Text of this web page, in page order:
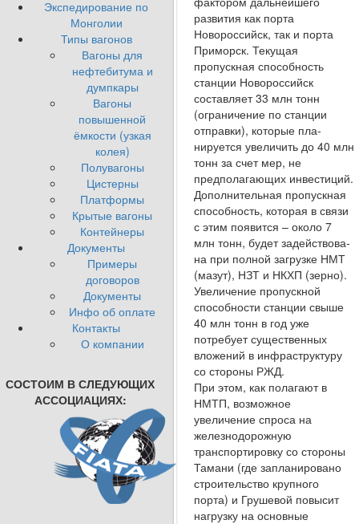
Экспедирование по
Монголии
Типы вагонов
Вагоны для
нефтебитума и
думпкары
Вагоны
повышенной
ёмкости (узкая
колея)
Полувагоны
Цистерны
Платформы
Крытые вагоны
Контейнеры
Документы
Примеры
договоров
Документы
Инфо об оплате
Контакты
О компании
СОСТОИМ В СЛЕДУЮЩИХ
АССОЦИАЦИЯХ:
развития как порта
Новороссийск, так и пор­та
Приморск. Текущая
пропускная способность
станции Новороссийск
составляет 33 млн тонн
(ограничение по станции
отправки), которые пла­
нируется увеличить до 40 млн
тонн за счет мер, не
предполагающих инвестиций.
Дополнительная пропускная
способность, которая в связи
с этим появится – около 7
млн тонн, будет задействова­
на при полной загрузке НМТ
(мазут), НЗТ и НКХП (зерно).
Увеличение пропускной
способности станции свыше
40 млн тонн в год уже
потребу­ет существенных
вложений в инфраструктуру
со стороны РЖД.
При этом, как полагают в
НМТП, возможное
увеличение спроса на
железнодорожную
транспортировку со стороны
Тамани (где запланиро­вано
строительство крупного
порта) и Грушевой повысит
нагрузку на основные